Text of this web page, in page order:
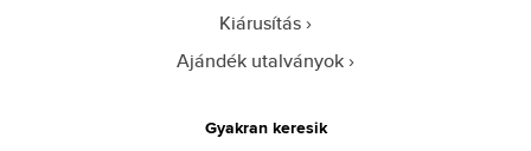
Kiárusítás
Ajándék utalványok
Gyakran keresik